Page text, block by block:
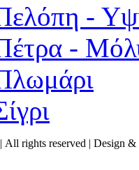
-
-
| All rights reserved | Design &